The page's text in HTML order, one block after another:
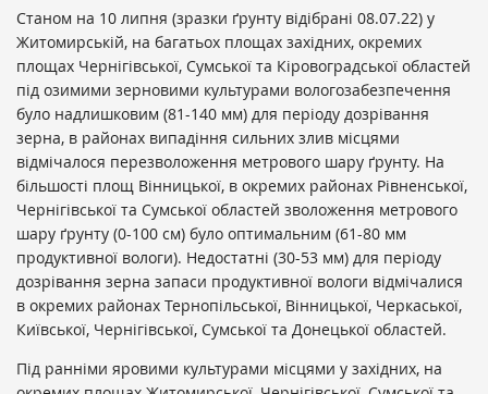
Станом на 10 липня (зразки ґрунту відібрані 08.07.22) у
Житомирській, на багатьох площах західних, окремих
площах Чернігівської, Сумської та Кіровоградської областей
під озимими зерновими культурами вологозабезпечення
було надлишковим (81-140 мм) для періоду дозрівання
зерна, в районах випадіння сильних злив місцями
відмічалося перезволоження метрового шару ґрунту. На
більшості площ Вінницької, в окремих районах Рівненської,
Чернігівської та Сумської областей зволоження метрового
шару ґрунту (0-100 см) було оптимальним (61-80 мм
продуктивної вологи). Недостатні (30-53 мм) для періоду
дозрівання зерна запаси продуктивної вологи відмічалися
в окремих районах Тернопільської, Вінницької, Черкаської,
Київської, Чернігівської, Сумської та Донецької областей.
Під ранніми яровими культурами місцями у західних, на